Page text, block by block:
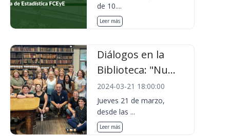
de 10....
Leer más
Diálogos en la
Biblioteca: "Nu...
2024-03-21 18:00:00
Jueves 21 de marzo,
desde las ...
Leer más